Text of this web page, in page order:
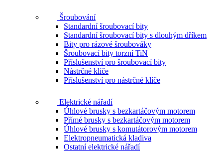
Šroubování
Standardní šroubovací bity
Standardní šroubovací bity s dlouhým dříkem
Bity pro rázové šroubováky
Šroubovací bity torzní TiN
Příslušenství pro šroubovací bity
Nástrčné klíče
Příslušenství pro nástrčné klíče
Elektrické nářadí
Úhlové brusky s bezkartáčovým motorem
Přímé brusky s bezkartáčovým motorem
Úhlové brusky s komutátorovým motorem
Elektropneumatická kladiva
Ostatní elektrické nářadí